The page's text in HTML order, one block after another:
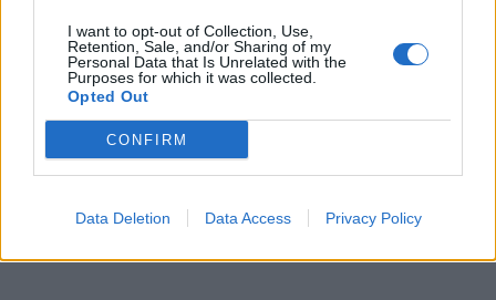
I want to opt-out of Collection, Use,
Retention, Sale, and/or Sharing of my
Personal Data that Is Unrelated with the
Purposes for which it was collected.
Opted Out
CONFIRM
Data Deletion Data Access Privacy Policy